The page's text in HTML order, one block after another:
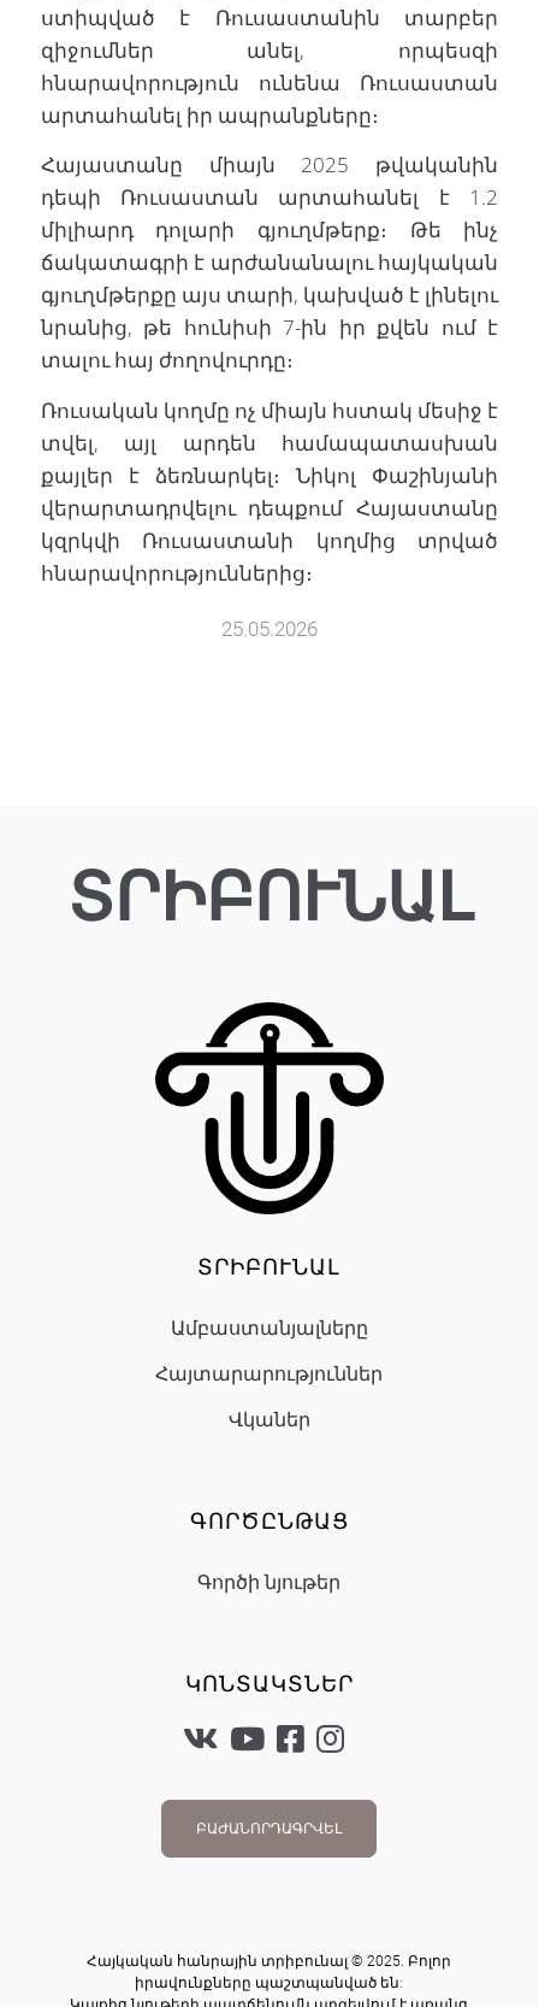
ստիպված է Ռուսաստանին տարբեր
զիջումներ անել, որպեսզի
հնարավորություն ունենա Ռուսաստան
արտահանել իր ապրանքները։
Հայաստանը միայն 2025 թվականին
դեպի Ռուսաստան արտահանել է 1.2
միլիարդ դոլարի գյուղմթերք։ Թե ինչ
ճակատագրի է արժանանալու հայկական
գյուղմթերքը այս տարի, կախված է լինելու
նրանից, թե հունիսի 7-ին իր քվեն ում է
տալու հայ ժողովուրդը։
Ռուսական կողմը ոչ միայն հստակ մեսիջ է
տվել, այլ արդեն համապատասխան
քայլեր է ձեռնարկել։ Նիկոլ Փաշինյանի
վերարտադրվելու դեպքում Հայաստանը
կզրկվի Ռուսաստանի կողմից տրված
հնարավորություններից։
25.05.2026
ՏՐԻԲՈՒՆԱԼ
ՏՐԻԲՈՒՆԱԼ
Ամբաստանյալները
Հայտարարություններ
Վկաներ
ԳՈՐԾԸՆԹԱՑ
Գործի նյութեր
ԿՈՆՏԱԿՏՆԵՐ
ԲԱԺԱՆՈՐԴԱԳՐՎԵԼ
Հայկական հանրային տրիբունալ © 2025. Բոլոր
իրավունքները պաշտպանված են: